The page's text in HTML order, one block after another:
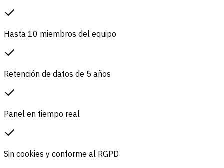
Hasta 10 miembros del equipo
Retención de datos de 5 años
Panel en tiempo real
Sin cookies y conforme al RGPD